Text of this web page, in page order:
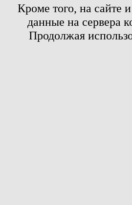
Кроме того, на сайте
данные на сервера
Продолжая